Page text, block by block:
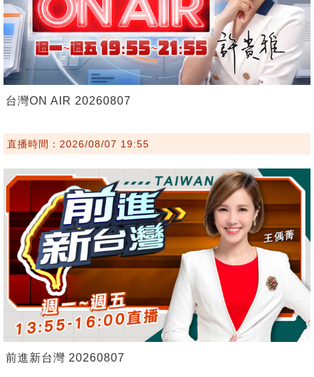
台灣ON AIR 20260807
直播時間：2026/08/07 19:55
前進新台灣 20260807